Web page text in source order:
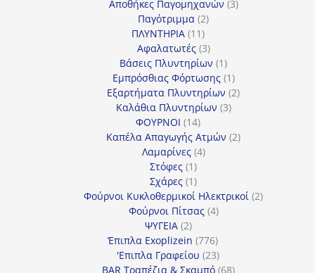
προϊόν
Αποθήκες Παγομηχανών 33
Παγότριμμα 22
ΠΛΥΝΤΗΡΙΑ 1111
προϊόντα
Αφαλατωτές 33
προϊόντα
Βάσεις Πλυντηρίων 11
προϊόν
Εμπρόσθιας Φόρτωσης 11
προϊόν
Εξαρτήματα Πλυντηρίων 22
Καλάθια Πλυντηρίων 33
ΦΟΥΡΝΟΙ 1414
προϊόντα
Καπέλα Απαγωγής Ατμών 22
Λαμαρίνες 44
Στόφες 11
προϊόν
Σχάρες 11
προϊόν
Φούρνοι Κυκλοθερμικοί Ηλεκτρικοί 22
Φούρνοι Πίτσας 44
ΨΥΓΕΙΑ 22
προϊόντα
Έπιπλα Exoplizein 776776
προϊόντα
'Επιπλα Γραφείου 2323
προϊόντα
BAR Τραπέζια & Σκαμπό 6868